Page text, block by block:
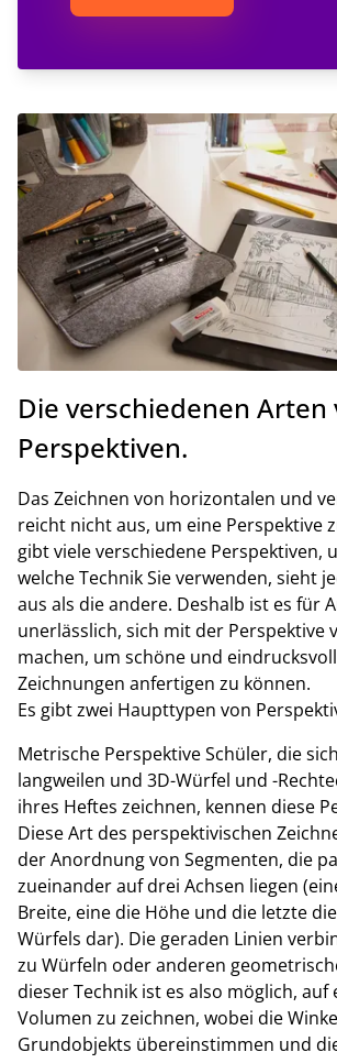
Die verschiedenen Arten
Perspektiven.
Das Zeichnen von horizontalen und
reicht nicht aus, um eine Perspektive
gibt viele verschiedene Perspektiven,
welche Technik Sie verwenden, sieht
aus als die andere. Deshalb ist es für
unerlässlich, sich mit der Perspektive
machen, um schöne und
Zeichnungen anfertigen zu können.
Es gibt zwei Haupttypen von
Metrische Perspektive Schüler, die
langweilen und 3D-Würfel und -
ihres Heftes zeichnen, kennen diese
Diese Art des perspektivischen
der Anordnung von Segmenten, die
zueinander auf drei Achsen liegen
Breite, eine die Höhe und die letzte
Würfels dar). Die geraden Linien
zu Würfeln oder anderen
dieser Technik ist es also möglich, auf
Volumen zu zeichnen, wobei die
Grundobjekts übereinstimmen und